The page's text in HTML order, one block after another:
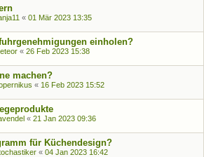
« 01 Mär 2023 13:35
einholen?
« 26 Feb 2023 15:38
machen?
« 16 Feb 2023 15:52
« 21 Jan 2023 09:36
für Küchendesign?
« 04 Jan 2023 16:42